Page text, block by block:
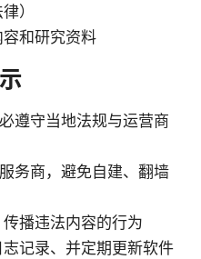
）
和研究资料
遵守当地法规与运营商
务商，避免自建、翻墙
播违法内容的行为
记录、并定期更新软件